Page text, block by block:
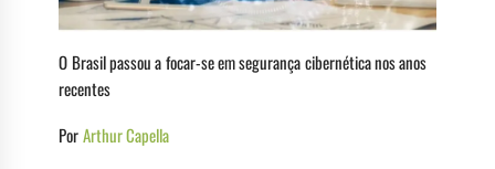
O Brasil passou a focar-se em segurança cibernética nos anos
recentes
PorArthur Capella